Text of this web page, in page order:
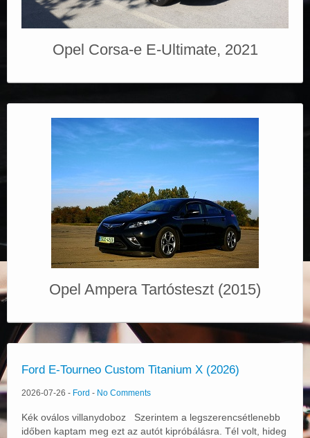
Opel Corsa-e E-Ultimate, 2021
Opel Ampera Tartósteszt (2015)
Ford E-Tourneo Custom Titanium X (2026)
2026-07-26 - Ford - No Comments
Kék oválos villanydoboz Szerintem a legszerencsétlenebb
időben kaptam meg ezt az autót kipróbálásra. Tél volt, hideg